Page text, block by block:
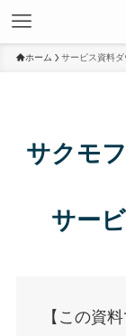
ホーム サービス資料
サクモ
サー
【この資